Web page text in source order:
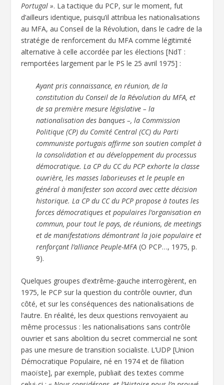
Portugal ». La tactique du PCP, sur le moment, fut
d’ailleurs identique, puisqu’il attribua les nationalisations
au MFA, au Conseil de la Révolution, dans le cadre de la
stratégie de renforcement du MFA comme légitimité
alternative à celle accordée par les élections [NdT :
remportées largement par le PS le 25 avril 1975] :
Ayant pris connaissance, en réunion, de la
constitution du Conseil de la Révolution du MFA, et
de sa première mesure législative – la
nationalisation des banques –, la Commission
Politique (CP) du Comité Central (CC) du Parti
communiste portugais affirme son soutien complet à
la consolidation et au développement du processus
démocratique. La CP du CC du PCP exhorte la classe
ouvrière, les masses laborieuses et le peuple en
général à manifester son accord avec cette décision
historique. La CP du CC du PCP propose à toutes les
forces démocratiques et populaires l’organisation en
commun, pour tout le pays, de réunions, de meetings
et de manifestations démontrant la joie populaire et
renforçant l’alliance Peuple-MFA (O PCP…, 1975, p.
9).
Quelques groupes d’extrême-gauche interrogèrent, en
1975, le PCP sur la question du contrôle ouvrier, d’un
côté, et sur les conséquences des nationalisations de
l’autre. En réalité, les deux questions renvoyaient au
même processus : les nationalisations sans contrôle
ouvrier et sans abolition du secret commercial ne sont
pas une mesure de transition socialiste. L’UDP [Union
Démocratique Populaire, né en 1974 et de filiation
maoïste], par exemple, publiait des textes comme